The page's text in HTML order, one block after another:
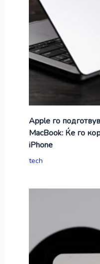
Apple го
MacBook: Ќе го
iPhone
tech